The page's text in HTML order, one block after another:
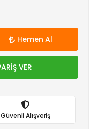
Hemen Al
VER
Güvenli Alışveriş